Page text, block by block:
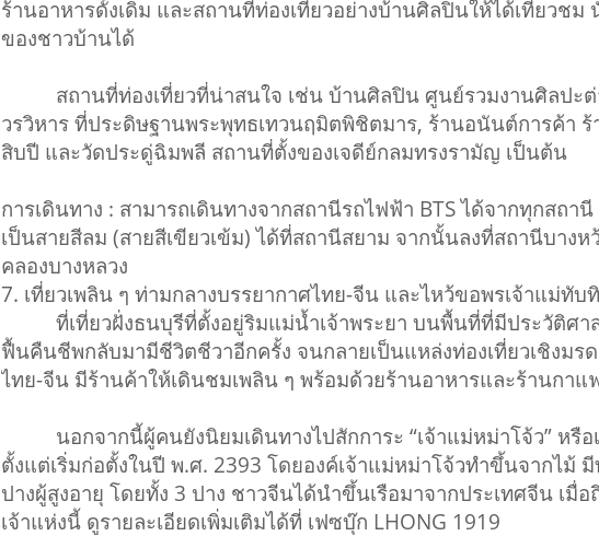
ร้านอาหารดั้งเดิม และสถานที่ท่องเที่ยวอย่างบ้านศิลปินให้ได้เที่ยวชม
ของชาวบ้านได้
สถานที่ท่องเที่ยวที่น่าสนใจ เช่น บ้านศิลปิน ศูนย์รวมงานศิลปะต่า
วรวิหาร ที่ประดิษฐานพระพุทธเทวนฤมิตพิชิตมาร, ร้านอนันต์การค้า
สิบปี และวัดประดู่ฉิมพลี สถานที่ตั้งของเจดีย์กลมทรงรามัญ เป็นต้น
การเดินทาง : สามารถเดินทางจากสถานีรถไฟฟ้า BTS ได้จากทุกสถ
เป็นสายสีลม (สายสีเขียวเข้ม) ได้ที่สถานีสยาม จากนั้นลงที่สถานีบางห
คลองบางหลวง
7. เที่ยวเพลิน ๆ ท่ามกลางบรรยากาศไทย-จีน และไหว้ขอพรเจ้าแม่ทั
ที่เที่ยวฝั่งธนบุรีที่ตั้งอยู่ริมแม่น้ำเจ้าพระยา บนพื้นที่ที่มีประวัติศาส
ฟื้นคืนชีพกลับมามีชีวิตชีวาอีกครั้ง จนกลายเป็นแหล่งท่องเที่ยวเชิงม
ไทย-จีน มีร้านค้าให้เดินชมเพลิน ๆ พร้อมด้วยร้านอาหารและร้านกา
นอกจากนี้ผู้คนยังนิยมเดินทางไปสักการะ “เจ้าแม่หม่าโจ้ว” หรือ
ตั้งแต่เริ่มก่อตั้งในปี พ.ศ. 2393 โดยองค์เจ้าแม่หม่าโจ้วทำขึ้นจากไม้
ปางผู้สูงอายุ โดยทั้ง 3 ปาง ชาวจีนได้นำขึ้นเรือมาจากประเทศจีน เ
เจ้าแห่งนี้ ดูรายละเอียดเพิ่มเติมได้ที่ เฟซบุ๊ก LHONG 1919